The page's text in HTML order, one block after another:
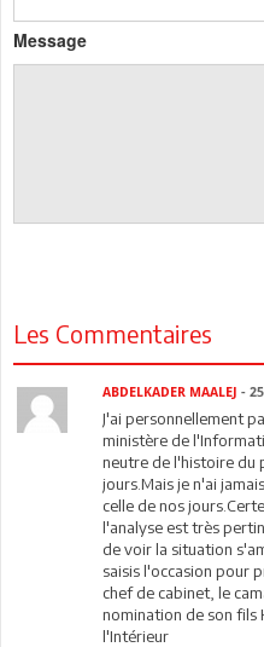
Message
Les Commentaires
ABDELKADER MAALEJ -
J'ai personnellement
ministère de
neutre de l'histoire du
jours.Mais je n'ai
celle de nos
l'analyse est très
de voir la situation
saisis l'occasion pour
chef de cabinet, le
nomination de son fils
l'Intérieur